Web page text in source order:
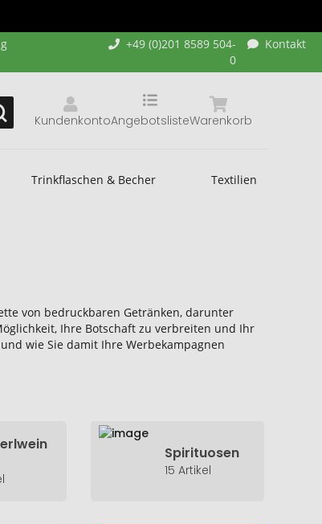
+49 (0)201 8589 504-
0
Kontakt
Kundenkonto Warenkorb
Angebotsliste
Trinkflaschen & Becher Textilien
von bedruckbaren Getränken, darunter
Ihre Botschaft zu verbreiten und Ihr
wie Sie damit Ihre Werbekampagnen
Spirituosen
15 Artikel